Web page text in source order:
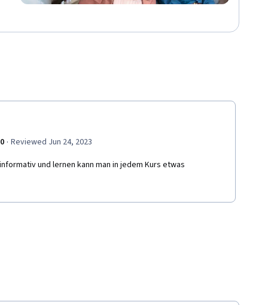
· Reviewed Jun 24, 2023
und lernen kann man in jedem Kurs etwas